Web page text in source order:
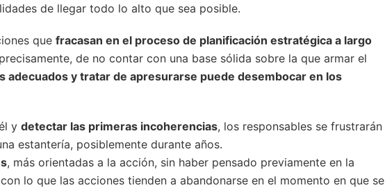
de llegar todo lo alto que sea posible.
quefracasan en el proceso de planificación estratégica a largo
de no contar con una base sólida sobre la que armar el
adecuados y tratar de apresurarse puede desembocar en los
ydetectar las primeras incoherencias, los responsables se frustrarán
estantería, posiblemente durante años.
, más orientadas a la acción, sin haber pensado previamente en la
lo que las acciones tienden a abandonarse en el momento en que se